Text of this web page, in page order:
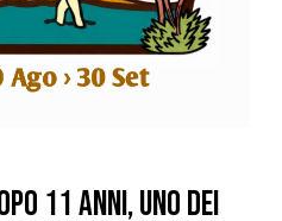
11 anni, uno dei